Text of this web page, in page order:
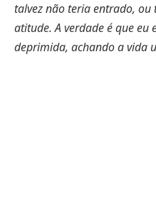
talvez não teria entrado,
atitude. A verdade é que eu
deprimida, achando a vida